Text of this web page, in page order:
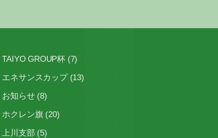
TAIYO GROUP杯 (7)
エネサンスカップ(13)
お知らせ(8)
ホクレン旗(20)
上川支部 (5)